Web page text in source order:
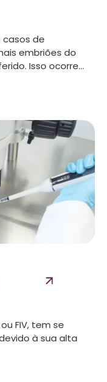
de
embriões do
Isso ocorre...
FIV, tem se
à sua alta